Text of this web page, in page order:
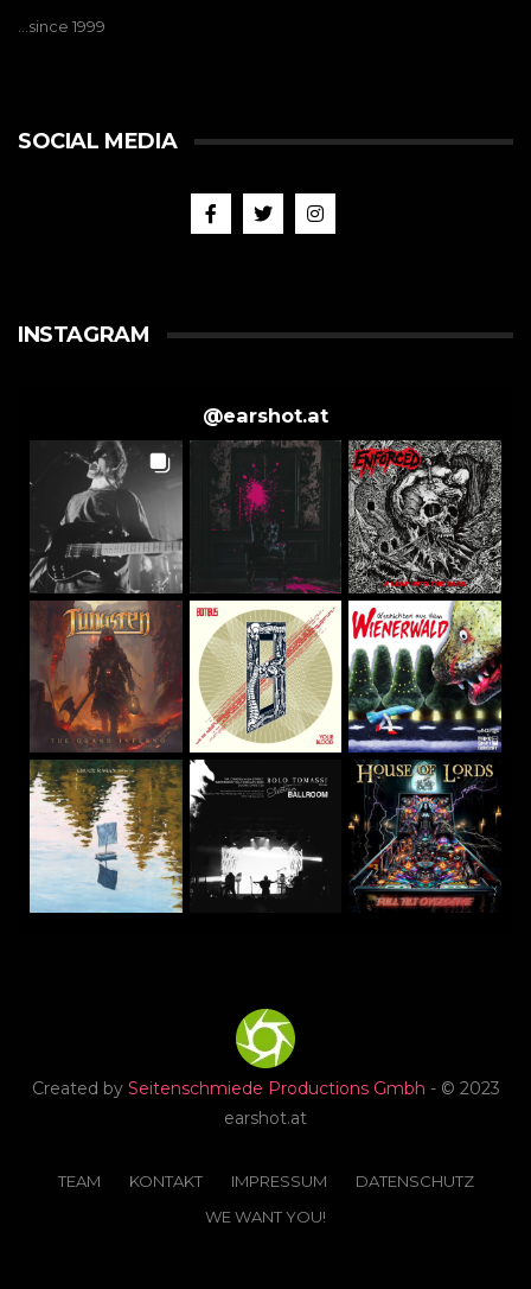
…since 1999
SOCIAL MEDIA
INSTAGRAM
@earshot.at
Created by Seitenschmiede Productions Gmbh - © 2023
earshot.at
TEAM KONTAKT IMPRESSUM
DATENSCHUTZ
WE WANT YOU!